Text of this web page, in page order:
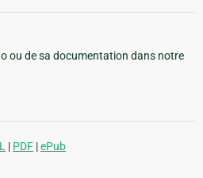
ou de sa documentation dans notre
| PDF |ePub